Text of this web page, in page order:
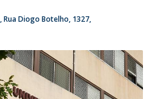
Rua Diogo Botelho, 1327